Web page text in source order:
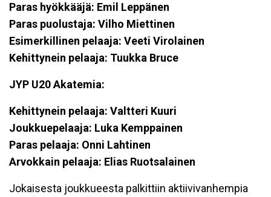
Paras hyökkääjä: Emil Leppänen
Paras puolustaja: Vilho Miettinen
Esimerkillinen pelaaja: Veeti Virolainen
Kehittynein pelaaja: Tuukka Bruce
JYP U20 Akatemia:
Kehittynein pelaaja: Valtteri Kuuri
Joukkuepelaaja: Luka Kemppainen
Paras pelaaja: Onni Lahtinen
Arvokkain pelaaja: Elias Ruotsalainen
Jokaisesta joukkueesta palkittiin aktiivivanhempia